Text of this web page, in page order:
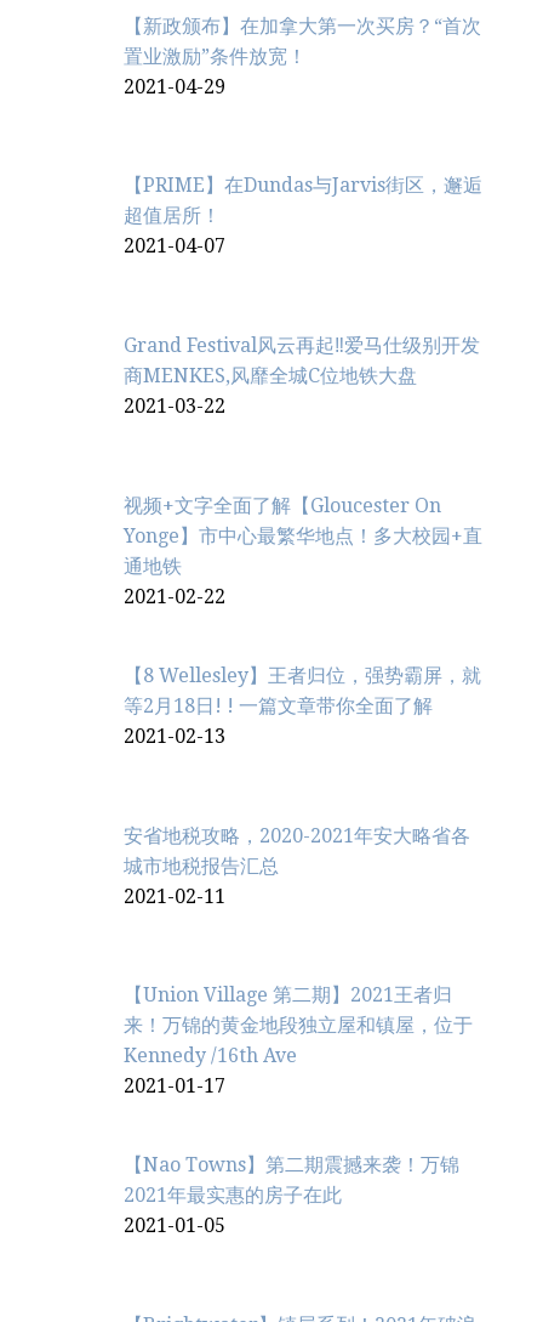
【新政颁布】在加拿大第一次买房？“首次
置业激励”条件放宽！
2021-04-29
【PRIME】在Dundas与Jarvis街区，邂逅
超值居所！
2021-04-07
Grand Festival风云再起‼️爱马仕级别开发
商MENKES,风靡全城C位地铁大盘
2021-03-22
视频+文字全面了解【Gloucester On
Yonge】市中心最繁华地点！多大校园+直
通地铁
2021-02-22
【8 Wellesley】王者归位，强势霸屏，就
等2月18日! ! 一篇文章带你全面了解
2021-02-13
安省地税攻略，2020-2021年安大略省各
城市地税报告汇总
2021-02-11
【Union Village 第二期】2021王者归
来！万锦的黄金地段独立屋和镇屋，位于
Kennedy /16th Ave
2021-01-17
【Nao Towns】第二期震撼来袭！万锦
2021年最实惠的房子在此
2021-01-05